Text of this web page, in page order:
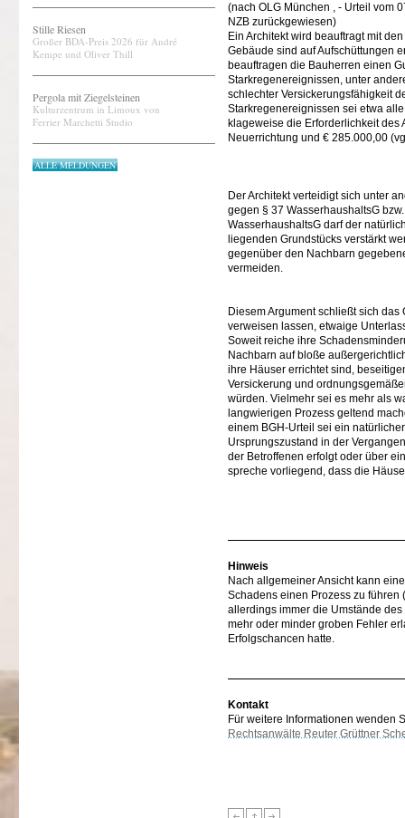
Stille Riesen
Großer BDA-Preis 2026 für André
Kempe und Oliver Thill
Pergola mit Ziegelsteinen
Kulturzentrum in Limoux von
Ferrier Marchetti Studio
ALLE MELDUNGEN
(nach OLG München , - Urteil vom
NZB zurückgewiesen)
Ein Architekt wird beauftragt mit
Gebäude sind auf Aufschüttungen
beauftragen die Bauherren einen
Starkregenereignissen, unter
schlechter Versickerungsfähigkeit
Starkregenereignissen sei etwa
klageweise die Erforderlichkeit des
Neuerrichtung und € 285.000,00
Der Architekt verteidigt sich unter
gegen § 37 WasserhaushaltsG
WasserhaushaltsG darf der
liegenden Grundstücks verstärkt
gegenüber den Nachbarn
vermeiden.
Diesem Argument schließt sich
verweisen lassen, etwaige
Soweit reiche ihre
Nachbarn auf bloße
ihre Häuser errichtet sind,
Versickerung und
würden. Vielmehr sei es mehr als
langwierigen Prozess geltend
einem BGH-Urteil sei ein
Ursprungszustand in der
der Betroffenen erfolgt oder über
spreche vorliegend, dass die
Hinweis
Nach allgemeiner Ansicht kann
Schadens einen Prozess zu
allerdings immer die Umstände
mehr oder minder groben Fehler
Erfolgschancen hatte.
Kontakt
Für weitere Informationen wenden
Rechtsanwälte Reuter Grüttner